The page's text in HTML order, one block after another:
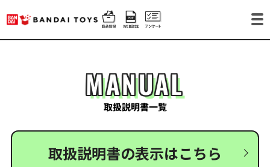
MANUAL
取扱説明書一覧
取扱説明書の表示はこちら